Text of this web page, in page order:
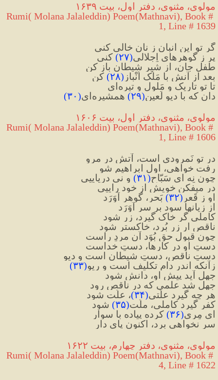
مولوی، مثنوی، دفتر اول، بیت ۱۶۳۹
Rumi( Molana Jalaleddin) Poem(Mathnavi), Book #
1, Line # 1639
گر تو این انبان ز نان خالی کنی
پر ز گوهرهای اِجلالی(۲۷) کنی
طفل جان، از شیر شیطان باز کن
بعد از آنش با مَلَک اَنْباز (۲۸) کن
تا تو تاریک و مَلول و تیره‌ای
دان که با دیوِ لَعین(۲۹) همشیره‌ای (۳۰)
مولوی، مثنوی، دفتر اول، بیت ۱۶۰۶
Rumi( Molana Jalaleddin) Poem(Mathnavi), Book #
1, Line # 1606
در تو نَمرودی است، آتش در مرو
رفت خواهی، اول ابراهیم شو
چون نِه ای سَبّاح(۳۱) و نی دریاییی
در میفکن خویش از خود راییی
او ز قَعرِ (۳۲) بَحر، گوهر آوَرَد
از زیانها سود بر سر آوَرَد
کاملی گر خاک گیرد، زر شود
ناقص ار زر بُرد، خاکستر شود
چون قبولِ حق بُوَد آن مردِ راست
دستِ او در کارها، دستِ خداست
دستِ ناقص، دستِ شیطان است و دیو
زآنکه اندر دامِ تکلیف است و ریو(۳۳)
جهل آید پیشِ او، دانش شود
جهل شد علمی که در ناقص رود
هر چه گیرد علّتی(۳۴)، علّت شود
کفر گیرد کاملی، ملّت(۳۵) شود
ای مِری(۳۶) کرده پیاده با سوار
سر نخواهی برد، اکنون پای دار
مولوی، مثنوی، دفتر چهارم، بیت ۱۶۲۲
Rumi( Molana Jalaleddin) Poem(Mathnavi), Book #
4, Line # 1622